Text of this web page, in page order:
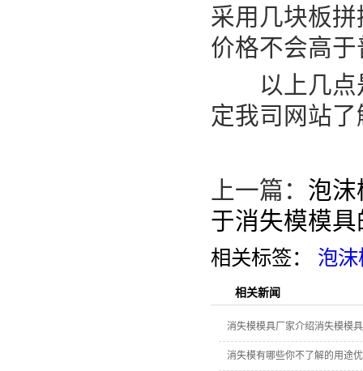
采用几块板
价格不会高
以上几点是
定我司网站了
上一篇： 泡沫
于消失模模
相关标签： 泡
相关新闻
消失模模具厂家介绍消失模模
消失模有哪些你不了解的用途